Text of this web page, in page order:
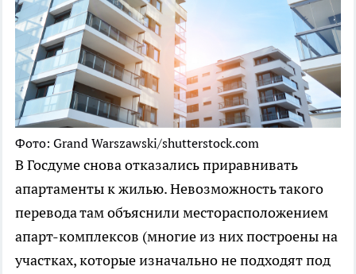
Фото: Grand Warszawski/shutterstock.com
В Госдуме снова отказались приравнивать
апартаменты к жилью. Невозможность такого
перевода там объяснили месторасположением
апарт-комплексов (многие из них построены на
участках, которые изначально не подходят под